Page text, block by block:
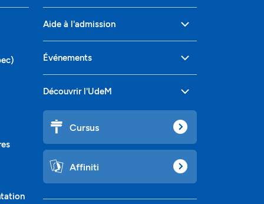
Aide à l'admission
Événements
Découvrir l'UdeM
Cursus
Affiniti